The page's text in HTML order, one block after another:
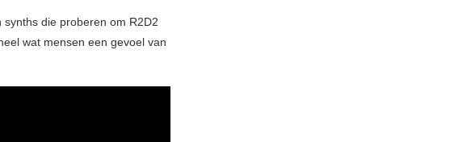
die proberen om R2D2
wat mensen een gevoel van